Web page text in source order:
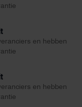
en hebben
en hebben